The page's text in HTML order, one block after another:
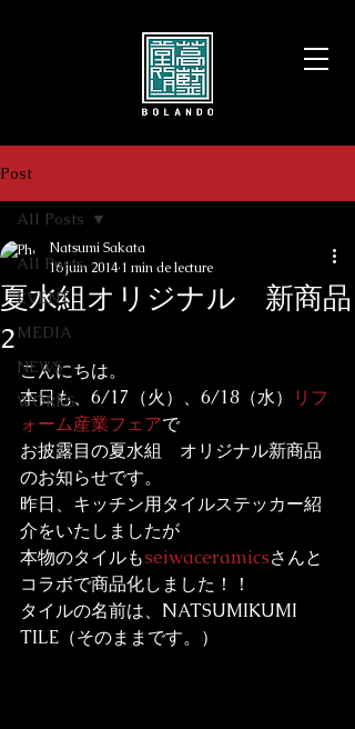
Post
All Posts
EVENT
MEDIA
NEWS
WORKS
All Posts
夏水組オリジナル 新商品
2
Natsumi Sakata
16 juin 2014 1 min de lecture
こんにちは。
本日も、6/17（火）、6/18（水）
リフ
ォーム産業フェアで
お披露目の夏水組　オリジナル新商品
のお知らせです。
昨日、キッチン用タイルステッカー紹
介をいたしましたが
本物のタイルもseiwaceramicsさんと
コラボで商品化しました！！
タイルの名前は、NATSUMIKUMI
TILE（そのままです。）